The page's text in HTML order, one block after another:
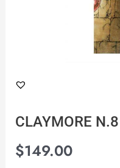
CLAYMORE N.8
$149.00